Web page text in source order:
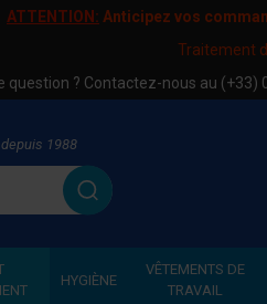
ATTENTION: Anticipez vos
Traitement
question ? Contactez-nous au (+33)
1988
HYGIÈNE
VÊTEMENTS DE
TRAVAIL